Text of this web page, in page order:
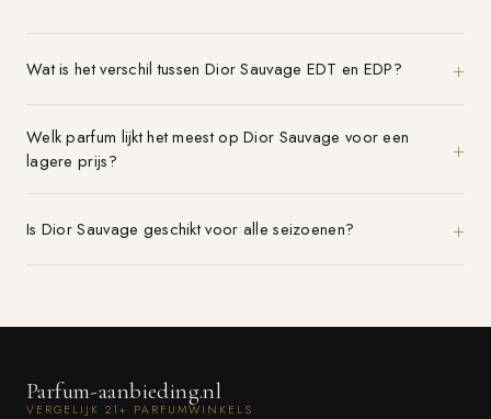
Wat is het verschil tussen Dior Sauvage EDT en EDP?
Welk parfum lijkt het meest op Dior Sauvage voor een
lagere prijs?
Is Dior Sauvage geschikt voor alle seizoenen?
Parfum-aanbieding.nl
VERGELIJK 21+ PARFUMWINKELS